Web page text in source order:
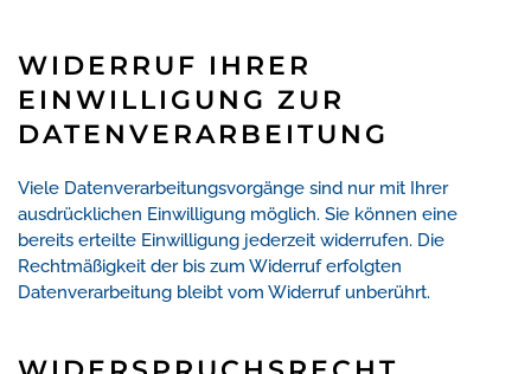
WIDERRUF IHRER
EINWILLIGUNG ZUR
DATENVERARBEITUNG
Viele Datenverarbeitungsvorgänge sind nur mit Ihrer
ausdrücklichen Einwilligung möglich. Sie können eine
bereits erteilte Einwilligung jederzeit widerrufen. Die
Rechtmäßigkeit der bis zum Widerruf erfolgten
Datenverarbeitung bleibt vom Widerruf unberührt.